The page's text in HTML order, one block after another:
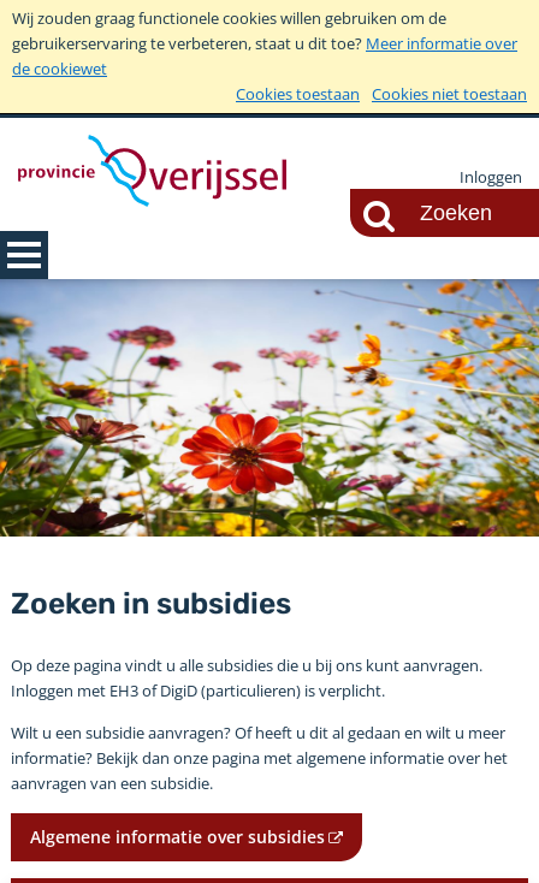
Wij zouden graag functionele cookies willen gebruiken om de
gebruikerservaring te verbeteren, staat u dit toe? Meer informatie over
de cookiewet
Cookies toestaan
Cookies niet toestaan
Inloggen
Zoeken in subsidies
Op deze pagina vindt u alle subsidies die u bij ons kunt aanvragen.
Inloggen met EH3 of DigiD (particulieren) is verplicht.
Wilt u een subsidie aanvragen? Of heeft u dit al gedaan en wilt u meer
informatie? Bekijk dan onze pagina met algemene informatie over het
aanvragen van een subsidie.
Algemene informatie over subsidies